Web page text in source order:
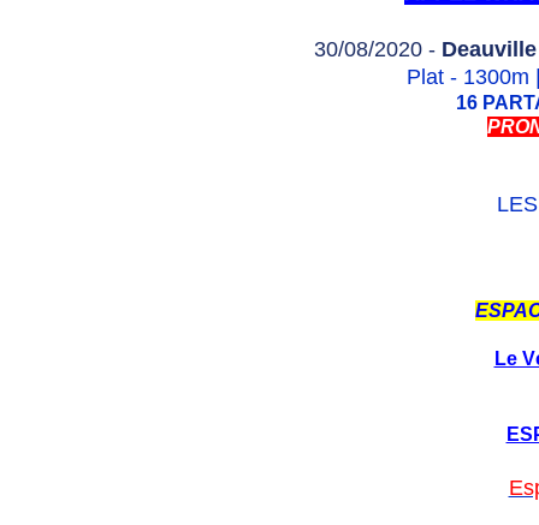
30/08/2020 -
Plat - 1300m
16
Le